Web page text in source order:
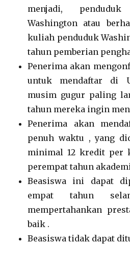
menjadi,
Washington atau
kuliah penduduk
tahun pemberian
Penerima akan
untuk mendaftar di
musim gugur paling
tahun mereka ingin
Penerima akan
penuh waktu , yang
minimal 12 kredit per
perempat tahun
Beasiswa ini dapat
empat tahun
mempertahankan
baik .
Beasiswa tidak dapat